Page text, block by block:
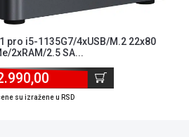
pro i5-1135G7/4xUSB/M.2 22x80
2xRAM/2.5 SA...
su izražene u RSD